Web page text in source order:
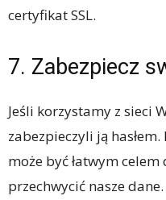
certyfikat SSL.
7. Zabezpiecz
Jeśli korzystamy z sieci
zabezpieczyli ją
może być łatwym
przechwycić nasze